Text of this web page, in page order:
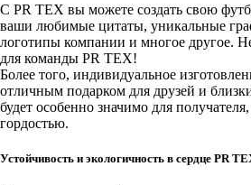
С PR TEX вы можете создать свою
ваши любимые цитаты, уникальные
логотипы компании и многое другое.
для команды PR TEX!
Более того, индивидуальное
отличным подарком для друзей и
будет особенно значимо для
гордостью.
Устойчивость и экологичность в сердце PR